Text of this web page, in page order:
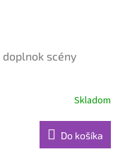
doplnok scény
Skladom
Do košíka